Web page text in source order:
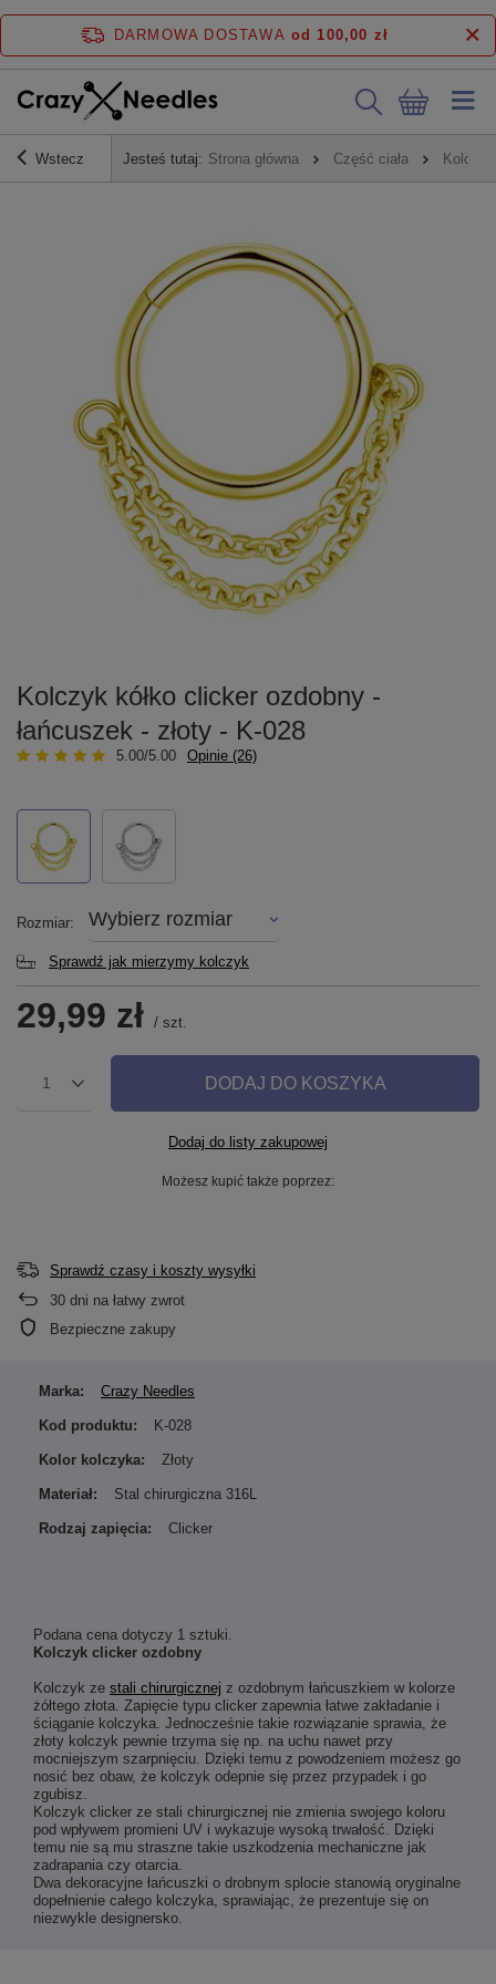
DARMOWA DOSTAWA od 100,00 zł
Wstecz Jesteś tutaj: Strona główna Część ciała
Kolczyk kółko clicker ozdobny -
łańcuszek - złoty - K-028
5.00/5.00 Opinie (26)
Rozmiar Wybierz rozmiar
Sprawdź jak mierzymy kolczyk
29,99 zł / szt.
1 DODAJ DO KOSZYKA
Dodaj do listy zakupowej
Możesz kupić także poprzez:
Sprawdź czasy i koszty wysyłki
30 dni na łatwy zwrot
Bezpieczne zakupy
Podana cena dotyczy 1 sztuki.
Kolczyk clicker ozdobny
Kolczyk ze stali chirurgicznej z ozdobnym łańcuszkiem w kolorze
żółtego złota. Zapięcie typu clicker zapewnia łatwe zakładanie i
ściąganie kolczyka. Jednocześnie takie rozwiązanie sprawia, że
złoty kolczyk pewnie trzyma się np. na uchu nawet przy
mocniejszym szarpnięciu. Dzięki temu z powodzeniem możesz go
nosić bez obaw, że kolczyk odepnie się przez przypadek i go
zgubisz.
Kolczyk clicker ze stali chirurgicznej nie zmienia swojego koloru
pod wpływem promieni UV i wykazuje wysoką trwałość. Dzięki
temu nie są mu straszne takie uszkodzenia mechaniczne jak
zadrapania czy otarcia.
Dwa dekoracyjne łańcuszki o drobnym splocie stanowią oryginalne
dopełnienie całego kolczyka, sprawiając, że prezentuje się on
niezwykle designersko.
Marka: Crazy Needles
Kod produktu: K-028
Kolor kolczyka: Złoty
Materiał: Stal chirurgiczna 316L
Rodzaj zapięcia: Clicker